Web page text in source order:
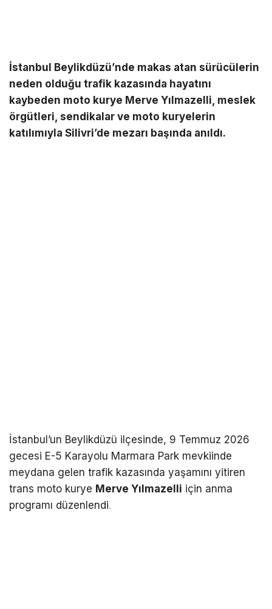
İstanbul Beylikdüzü’nde makas atan sürücülerin
neden olduğu trafik kazasında hayatını
kaybeden moto kurye Merve Yılmazelli, meslek
örgütleri, sendikalar ve moto kuryelerin
katılımıyla Silivri’de mezarı başında anıldı.
İstanbul’un Beylikdüzü ilçesinde, 9 Temmuz 2026
gecesi E-5 Karayolu Marmara Park mevkiinde
meydana gelen trafik kazasında yaşamını yitiren
trans moto kurye Merve Yılmazelli için anma
programı düzenlendi.